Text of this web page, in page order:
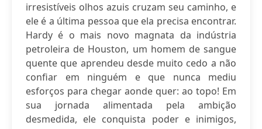
irresistíveis olhos azuis cruzam seu caminho, e
ele é a última pessoa que ela precisa encontrar.
Hardy é o mais novo magnata da indústria
petroleira de Houston, um homem de sangue
quente que aprendeu desde muito cedo a não
confiar em ninguém e que nunca mediu
esforços para chegar aonde quer: ao topo! Em
sua jornada alimentada pela ambição
desmedida, ele conquista poder e inimigos,